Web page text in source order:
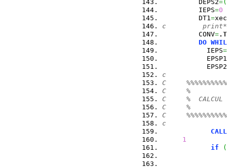
         DEPS2
=(
         IEPS
=0
         DT1
=
c
         CONV
=.
DO
           IEPS
=
           EPSP1
           EPSP2
c
C
C     %
C     %  CALCUL
C     %
C
c
CALL
1
if
(